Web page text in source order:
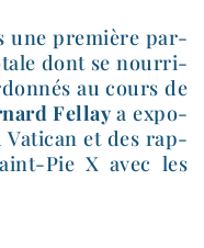
une pre­mière par­
dont se nour­ri­
au cours de
Fellay a expo­
Vatican et des rap­
​Pie X avec les